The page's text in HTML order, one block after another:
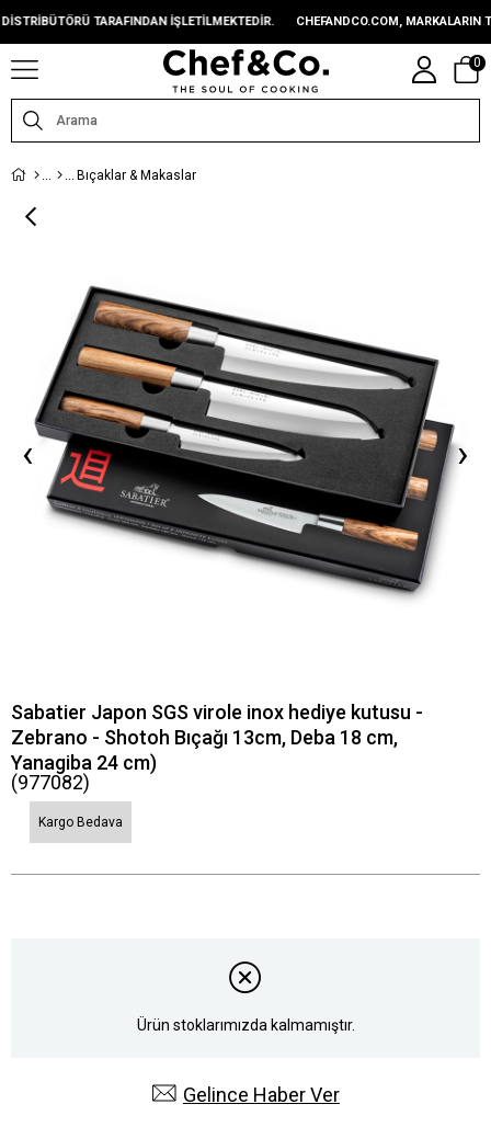
TARAFINDAN IŞLETILMEKTEDIR. CHEFANDCO.COM, MARKALARIN
0
Bıçaklar & Makaslar
‹ ›
Sabatier Japon SGS virole inox hediye kutusu -
Zebrano - Shotoh Bıçağı 13cm, Deba 18 cm,
Yanagiba 24 cm)
(977082)
Kargo Bedava
Ürün stoklarımızda kalmamıştır.
Gelince Haber Ver